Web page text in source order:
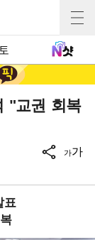
"교권 회복
가가
표